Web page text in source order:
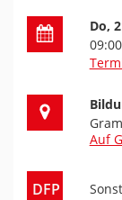
Datum
Do,
Ort der
Auf
DFP